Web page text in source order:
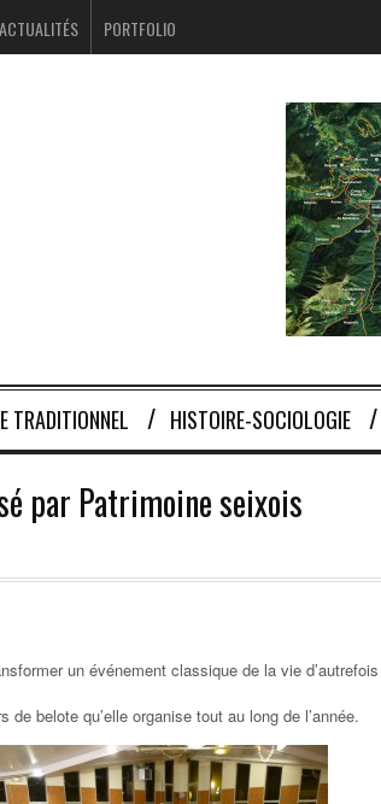
ACTUALITÉS PORTFOLIO
TRADITIONNEL HISTOIRE-SOCIOLOGIE
par Patrimoine seixois
un événement classique de la vie
belote qu’elle organise tout au long de l’année.